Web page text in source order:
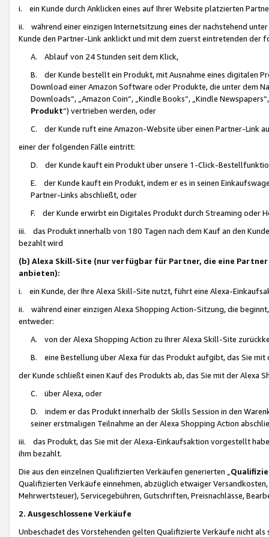
i. ein Kunde durch Anklicken eines auf Ihrer Website platzierten
ii. während einer einzigen Internetsitzung eines der nachstehend
Kunde den Partner-Link anklickt und mit dem zuerst eintretenden der
A. Ablauf von 24 Stunden seit dem Klick,
B. der Kunde bestellt ein Produkt, mit Ausnahme eines digitalen
Download einer Amazon Software oder Produkte, die unter dem
Downloads“, „Amazon Coin“, „Kindle Books“, „Kindle
Produkt“) vertrieben werden, oder
C. der Kunde ruft eine Amazon-Website über einen Partner-Link
einer der folgenden Fälle eintritt:
D. der Kunde kauft ein Produkt über unsere 1-Click-
E. der Kunde kauft ein Produkt, indem er es in seinen
Partner-Links abschließt, oder
F. der Kunde erwirbt ein Digitales Produkt durch Streaming oder
iii. das Produkt innerhalb von 180 Tagen nach dem Kauf an den
bezahlt wird
(b) Alexa Skill-Site (nur verfügbar für Partner, die eine
anbieten):
i. ein Kunde, der Ihre Alexa Skill-Site nutzt, führt eine Alexa-
ii. während einer einzigen Alexa Shopping Action-Sitzung, die
entweder:
A. von der Alexa Shopping Action zu Ihrer Alexa Skill-Site
B. eine Bestellung über Alexa für das Produkt aufgibt, das Sie mit
der Kunde schließt einen Kauf des Produkts ab, das Sie mit der Alexa
C. über Alexa, oder
D. indem er das Produkt innerhalb der Skills Session in den
seiner erstmaligen Teilnahme an der Alexa Shopping Action
iii. das Produkt, das Sie mit der Alexa-Einkaufsaktion vorgestellt
ihm bezahlt.
Die aus den einzelnen Qualifizierten Verkäufen generierten „
Qualifizierten Verkäufe einnehmen, abzüglich etwaiger
Mehrwertsteuer), Servicegebühren, Gutschriften, Preisnachlässe,
2. Ausgeschlossene Verkäufe
Unbeschadet des Vorstehenden gelten Qualifizierte Verkäufe nicht